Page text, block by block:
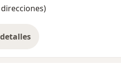
la experiencia